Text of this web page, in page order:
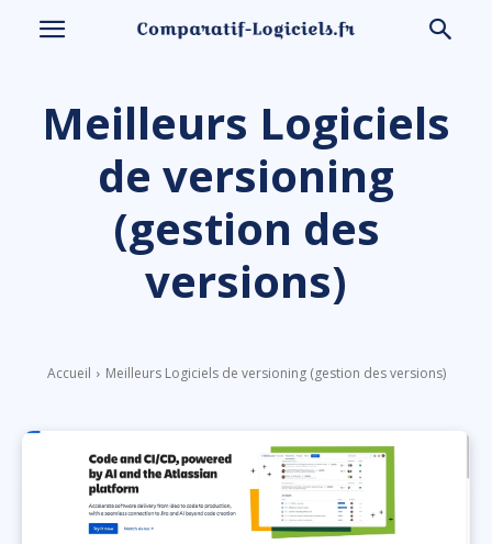
Meilleurs Logiciels
de versioning
(gestion des
versions)
Accueil Meilleurs Logiciels de versioning (gestion des versions)